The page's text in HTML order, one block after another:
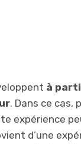
à
. Dans ce cas,
expérience
d’une